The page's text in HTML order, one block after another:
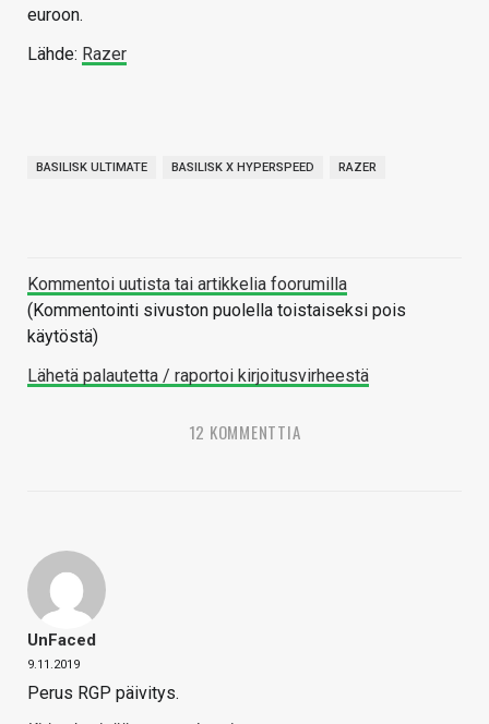
euroon.
Lähde: Razer
BASILISK ULTIMATE BASILISK X HYPERSPEED RAZER
Kommentoi uutista tai artikkelia foorumilla
(Kommentointi sivuston puolella toistaiseksi pois
käytöstä)
Lähetä palautetta / raportoi kirjoitusvirheestä
12 KOMMENTTIA
UnFaced
9.11.2019
Perus RGP päivitys.